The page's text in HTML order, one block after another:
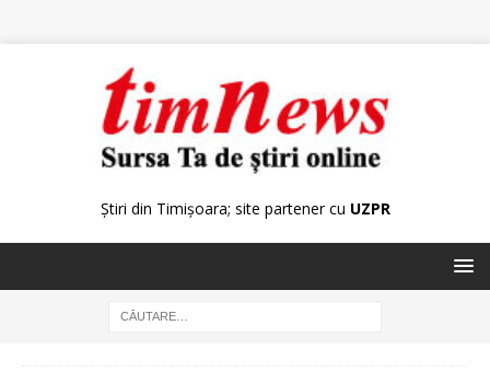
Știri din Timișoara; site partener cu UZPR